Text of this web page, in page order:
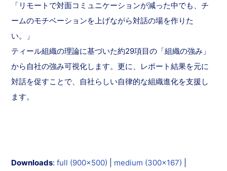
「リモートで対面コミュニケーションが減った中でも、チ
ームのモチベーションを上げながら対話の場を作りた
い。」
ティール組織の理論に基づいた約29項目の「組織の強み」
から自社の強み可視化します。更に、レポート結果を元に
対話を促すことで、自社らしい自律的な組織進化を支援し
ます。
Downloads:full (900x500) medium (300x167)